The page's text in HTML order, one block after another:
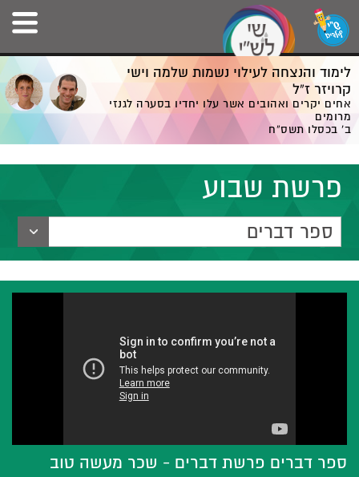
לימוד והנצחה לעילוי נשמות שלמה וישי
קרויזר ז”ל
אחים יקרים ואהובים אשר עלו יחדיו בסערה לגנזי
מרומים
ב' בכסלו תשס”ח
פרשת שבוע
ספר דברים
ספר דברים פרשת דברים - שכר מעשה טוב